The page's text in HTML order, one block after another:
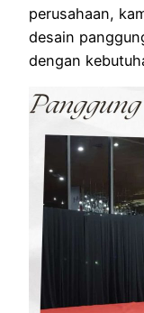
perusahaan,
desain
dengan